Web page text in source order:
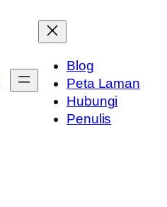
Blog
Peta Laman
Hubungi
Penulis